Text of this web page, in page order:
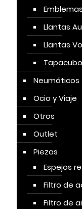
Emblemas
Llantas
Llantas
Neumáticos
Ocio y Viaje
Otros
Outlet
Piezas
Espejos
Filtro de
Filtro de